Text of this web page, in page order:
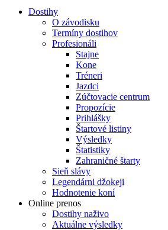
Dostihy
O závodisku
Termíny dostihov
Profesionáli
Stajne
Kone
Tréneri
Jazdci
Zúčtovacie centrum
Propozície
Prihlášky
Štartové listiny
Výsledky
Štatistiky
Zahraničné štarty
Sieň slávy
Legendárni džokeji
Hodnotenie koní
Online prenos
Dostihy naživo
Aktuálne výsledky